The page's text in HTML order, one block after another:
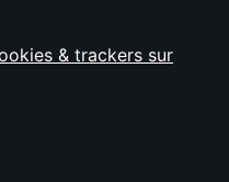
& trackers sur